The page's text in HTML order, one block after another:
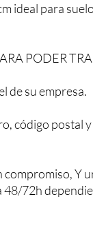
ideal para
PODER
de su empresa.
código postal y
Y
48/72h